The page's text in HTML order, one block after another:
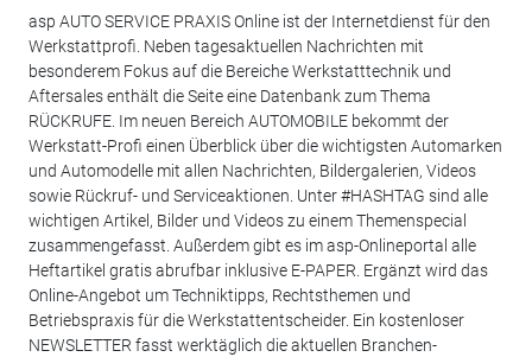
asp AUTO SERVICE PRAXIS Online ist der Internetdienst für den
Werkstattprofi. Neben tagesaktuellen Nachrichten mit
besonderem Fokus auf die Bereiche Werkstatttechnik und
Aftersales enthält die Seite eine Datenbank zum Thema
RÜCKRUFE. Im neuen Bereich AUTOMOBILE bekommt der
Werkstatt-Profi einen Überblick über die wichtigsten Automarken
und Automodelle mit allen Nachrichten, Bildergalerien, Videos
sowie Rückruf- und Serviceaktionen. Unter #HASHTAG sind alle
wichtigen Artikel, Bilder und Videos zu einem Themenspecial
zusammengefasst. Außerdem gibt es im asp-Onlineportal alle
Heftartikel gratis abrufbar inklusive E-PAPER. Ergänzt wird das
Online-Angebot um Techniktipps, Rechtsthemen und
Betriebspraxis für die Werkstattentscheider. Ein kostenloser
NEWSLETTER fasst werktäglich die aktuellen Branchen-